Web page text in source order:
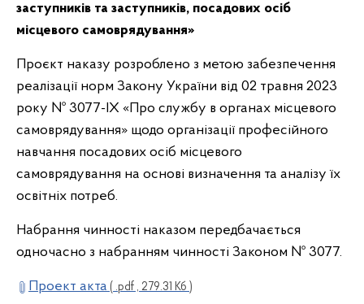
заступників та заступників, посадових осіб
місцевого самоврядування»
Проєкт наказу розроблено з метою забезпечення
реалізації норм Закону України від 02 травня 2023
року № 3077-IX «Про службу в органах місцевого
самоврядування» щодо організації професійного
навчання посадових осіб місцевого
самоврядування на основі визначення та аналізу їх
освітніх потреб.
Набрання чинності наказом передбачається
одночасно з набранням чинності Законом № 3077.
Проект акта ( .pdf , 279.31 Кб )